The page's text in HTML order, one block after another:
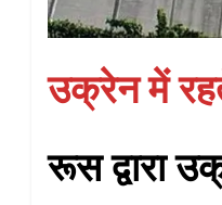
उक्रेन में
रूस द्वारा